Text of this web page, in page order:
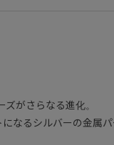
がさらなる進化。
なるシルバーの金属